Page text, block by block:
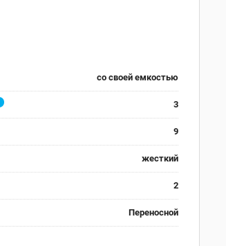
со своей емкостью
3
9
жесткий
2
Переносной